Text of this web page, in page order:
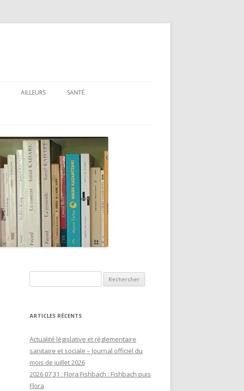
AILLEURS SANTÉ
SANTÉ : RUBRIQUE LÉGISLATIVE &
RÉGLEMENTAIRE
MON PARCOURS
ARTICLES RÉCENTS
Actualité législative et réglementaire
sanitaire et sociale – Journal officiel du
mois de juillet 2026
2026 07 31 : Flora Fishbach : Fishbach puis
Flora